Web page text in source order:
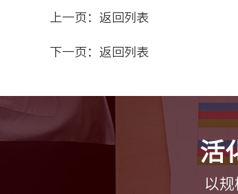
上一页： 返回列表
下一页： 返回列表
活
以